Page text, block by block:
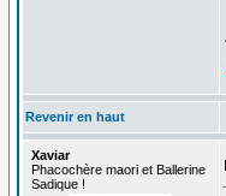
Revenir en haut
Xaviar
Phacochère maori et Ballerine
Sadique !